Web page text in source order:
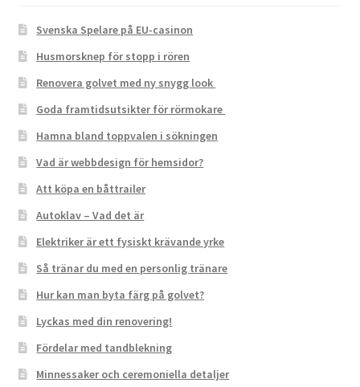
Svenska Spelare på EU-casinon
Husmorsknep för stopp i rören
Renovera golvet med ny snygg look
Goda framtidsutsikter för rörmokare
Hamna bland toppvalen i sökningen
Vad är webbdesign för hemsidor?
Att köpa en båttrailer
Autoklav – Vad det är
Elektriker är ett fysiskt krävande yrke
Så tränar du med en personlig tränare
Hur kan man byta färg på golvet?
Lyckas med din renovering!
Fördelar med tandblekning
Minnessaker och ceremoniella detaljer